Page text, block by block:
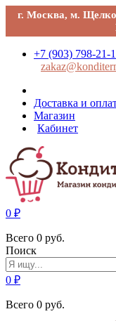
г. Москва, м.
+7 (903) 798-21-
Доставка и
Магазин
Кабинет
0 ₽
Всего 0 руб.
Поиск
0 ₽
Всего 0 руб.